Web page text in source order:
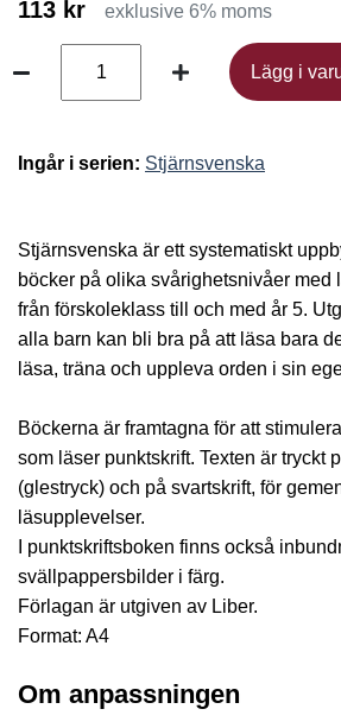
113 kr exklusive 6% moms
Lägg i
Lägg i
Ingår i serien: Stjärnsvenska
Stjärnsvenska är ett systematiskt
böcker på olika svårighetsnivåer med
från förskoleklass till och med år 5.
alla barn kan bli bra på att läsa bara
läsa, träna och uppleva orden i sin
Böckerna är framtagna för att
som läser punktskrift. Texten är tryckt
(glestryck) och på svartskrift, för
läsupplevelser.
I punktskriftsboken finns också
svällpappersbilder i färg.
Förlagan är utgiven av Liber.
Format: A4
Om anpassningen